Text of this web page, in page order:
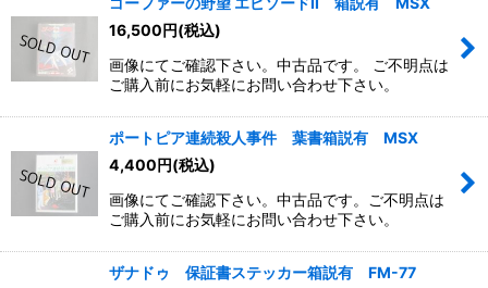
16,500円(税込)
画像にてご確認下さい。中古品です。 ご不明点は
ご購入前にお気軽にお問い合わせ下さい。
ポートピア連続殺人事件 葉書箱説有 MSX
4,400円(税込)
画像にてご確認下さい。中古品です。ご不明点は
ご購入前にお気軽にお問い合わせ下さい。
ザナドゥ 保証書ステッカー箱説有 FM-77